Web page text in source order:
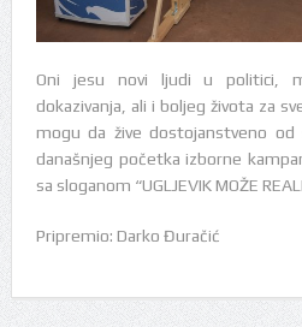
Oni jesu novi ljudi u politici,
dokazivanja, ali i boljeg života za
mogu da žive dostojanstveno od
današnjeg početka izborne
sa sloganom “UGLJEVIK MOŽE
Pripremio: Darko Đuračić